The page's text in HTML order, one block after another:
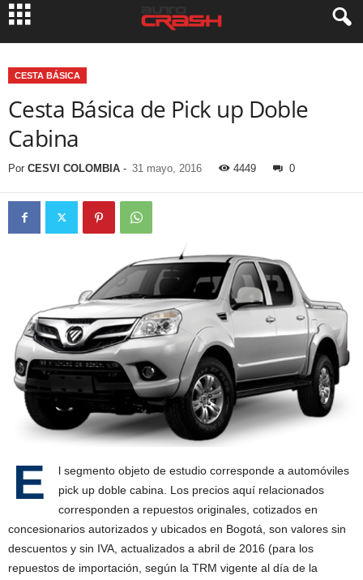
CESTA BÁSICA
Cesta Básica de Pick up Doble
Cabina
Por CESVI COLOMBIA - 31 mayo, 2016 4449 0
E
l segmento objeto de estudio corresponde a automóviles
pick up doble cabina. Los precios aquí relacionados
corresponden a repuestos originales, cotizados en
concesionarios autorizados y ubicados en Bogotá, son valores sin
descuentos y sin IVA, actualizados a abril de 2016 (para los
repuestos de importación, según la TRM vigente al día de la